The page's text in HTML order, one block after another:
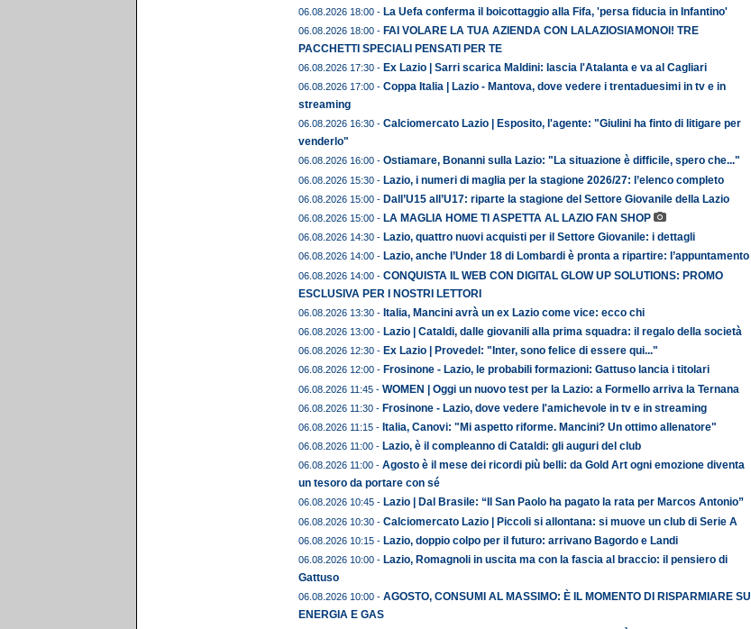
06.08.2026 18:00 - La Uefa conferma il boicottaggio alla Fifa, 'persa fiducia in Infantino'
06.08.2026 18:00 - FAI VOLARE LA TUA AZIENDA CON LALAZIOSIAMONOI! TRE
PACCHETTI SPECIALI PENSATI PER TE
06.08.2026 17:30 - Ex Lazio | Sarri scarica Maldini: lascia l'Atalanta e va al Cagliari
06.08.2026 17:00 - Coppa Italia | Lazio - Mantova, dove vedere i trentaduesimi in tv e in
streaming
06.08.2026 16:30 - Calciomercato Lazio | Esposito, l'agente: "Giulini ha finto di litigare per
venderlo"
06.08.2026 16:00 - Ostiamare, Bonanni sulla Lazio: "La situazione è difficile, spero che..."
06.08.2026 15:30 - Lazio, i numeri di maglia per la stagione 2026/27: l’elenco completo
06.08.2026 15:00 - Dall’U15 all’U17: riparte la stagione del Settore Giovanile della Lazio
06.08.2026 15:00 - LA MAGLIA HOME TI ASPETTA AL LAZIO FAN SHOP
06.08.2026 14:30 - Lazio, quattro nuovi acquisti per il Settore Giovanile: i dettagli
06.08.2026 14:00 - Lazio, anche l’Under 18 di Lombardi è pronta a ripartire: l’appuntamento
06.08.2026 14:00 - CONQUISTA IL WEB CON DIGITAL GLOW UP SOLUTIONS: PROMO
ESCLUSIVA PER I NOSTRI LETTORI
06.08.2026 13:30 - Italia, Mancini avrà un ex Lazio come vice: ecco chi
06.08.2026 13:00 - Lazio | Cataldi, dalle giovanili alla prima squadra: il regalo della società
06.08.2026 12:30 - Ex Lazio | Provedel: "Inter, sono felice di essere qui..."
06.08.2026 12:00 - Frosinone - Lazio, le probabili formazioni: Gattuso lancia i titolari
06.08.2026 11:45 - WOMEN | Oggi un nuovo test per la Lazio: a Formello arriva la Ternana
06.08.2026 11:30 - Frosinone - Lazio, dove vedere l'amichevole in tv e in streaming
06.08.2026 11:15 - Italia, Canovi: "Mi aspetto riforme. Mancini? Un ottimo allenatore"
06.08.2026 11:00 - Lazio, è il compleanno di Cataldi: gli auguri del club
06.08.2026 11:00 - Agosto è il mese dei ricordi più belli: da Gold Art ogni emozione diventa
un tesoro da portare con sé
06.08.2026 10:45 - Lazio | Dal Brasile: “Il San Paolo ha pagato la rata per Marcos Antonio”
06.08.2026 10:30 - Calciomercato Lazio | Piccoli si allontana: si muove un club di Serie A
06.08.2026 10:15 - Lazio, doppio colpo per il futuro: arrivano Bagordo e Landi
06.08.2026 10:00 - Lazio, Romagnoli in uscita ma con la fascia al braccio: il pensiero di
Gattuso
06.08.2026 10:00 - AGOSTO, CONSUMI AL MASSIMO: È IL MOMENTO DI RISPARMIARE SU
ENERGIA E GAS